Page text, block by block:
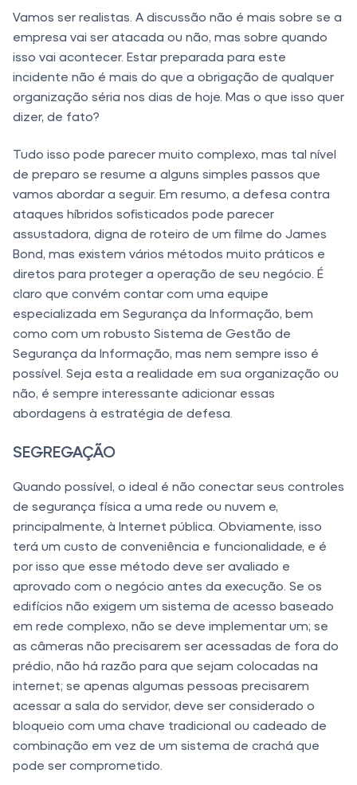
Vamos ser realistas. A discussão não é mais sobre se a
empresa vai ser atacada ou não, mas sobre quando
isso vai acontecer. Estar preparada para este
incidente não é mais do que a obrigação de qualquer
organização séria nos dias de hoje. Mas o que isso quer
dizer, de fato?
Tudo isso pode parecer muito complexo, mas tal nível
de preparo se resume a alguns simples passos que
vamos abordar a seguir. Em resumo, a defesa contra
ataques híbridos sofisticados pode parecer
assustadora, digna de roteiro de um filme do James
Bond, mas existem vários métodos muito práticos e
diretos para proteger a operação de seu negócio. É
claro que convém contar com uma equipe
especializada em Segurança da Informação, bem
como com um robusto Sistema de Gestão de
Segurança da Informação, mas nem sempre isso é
possível. Seja esta a realidade em sua organização ou
não, é sempre interessante adicionar essas
abordagens à estratégia de defesa.
SEGREGAÇÃO
Quando possível, o ideal é não conectar seus controles
de segurança física a uma rede ou nuvem e,
principalmente, à Internet pública. Obviamente, isso
terá um custo de conveniência e funcionalidade, e é
por isso que esse método deve ser avaliado e
aprovado com o negócio antes da execução. Se os
edifícios não exigem um sistema de acesso baseado
em rede complexo, não se deve implementar um; se
as câmeras não precisarem ser acessadas de fora do
prédio, não há razão para que sejam colocadas na
internet; se apenas algumas pessoas precisarem
acessar a sala do servidor, deve ser considerado o
bloqueio com uma chave tradicional ou cadeado de
combinação em vez de um sistema de crachá que
pode ser comprometido.